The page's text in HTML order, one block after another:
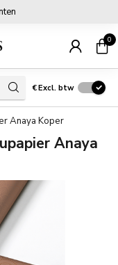
0
€Excl. btw
Anaya Koper
Anaya